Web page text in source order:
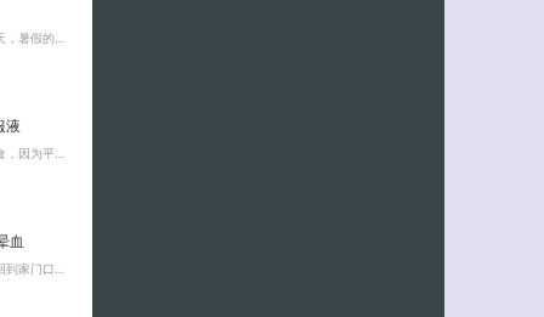
暑假的…
液
因为平…
血
家门口…